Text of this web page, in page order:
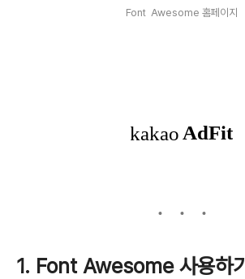
Font Awesome 홈페이지
1. Font Awesome 사용하기